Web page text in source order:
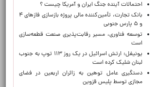
احتمالات آینده جنگ ایران و آمریکا چیست ؟
بانک تجارت، تأمین‌کننده مالی پروژه بازسازی فازهای ۴
و ۵ پارس جنوبی
توسعه فناوری، مسیر رقابت‌پذیری صنعت قطعه‌سازی
است
یونیفل: ارتش اسرائیل در یک روز ۱۱۳ توپ به جنوب
لبنان شلیک کرده است
دستگیری عامل توهین به زائران اربعین در فضای
مجازی توسط پلیس قزوین